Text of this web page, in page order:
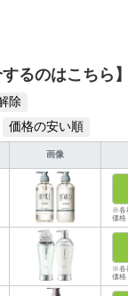
るのはこちら】
除
価格の安い順
画像
※各
価格
※各
価格